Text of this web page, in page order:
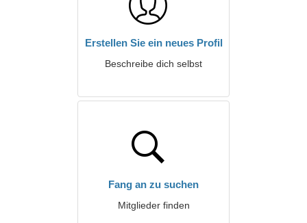
Erstellen Sie ein neues Profil
Beschreibe dich selbst
Fang an zu suchen
Mitglieder finden